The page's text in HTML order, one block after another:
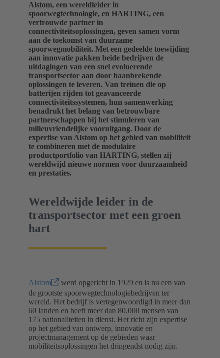
Alstom, een wereldleider in
spoorwegtechnologie, en HARTING, een
vertrouwde partner in
connectiviteitsoplossingen, geven samen vorm
aan de toekomst van duurzame
spoorwegmobiliteit. Met een gedeelde toewijding
aan innovatie pakken beide bedrijven de
uitdagingen van een snel evoluerende
transportsector aan door baanbrekende
oplossingen te leveren. Van treinen die op
batterijen rijden tot geavanceerde
connectiviteitssystemen, hun samenwerking
benadrukt het belang van betrouwbare
partnerschappen bij het stimuleren van
milieuvriendelijke vooruitgang. Door de
expertise van Alstom op het gebied van mobiliteit
te combineren met de modulaire
productportfolio van HARTING, stellen zij
wereldwijd nieuwe normen voor duurzaamheid
en prestaties.
Wereldwijde leider in de
transportsector met een groen
hart
Alstom
werd opgericht in 1929 en is nu een van
de grootste spoorwegtechnologiebedrijven ter
wereld. Het bedrijf is vertegenwoordigd in meer dan
60 landen en heeft meer dan 80.000 mensen van
175 nationaliteiten in dienst. Het richt zijn expertise
op het gebied van ontwerp, innovatie en
projectmanagement op de gebieden waar
mobiliteitsoplossingen het dringendst nodig zijn.